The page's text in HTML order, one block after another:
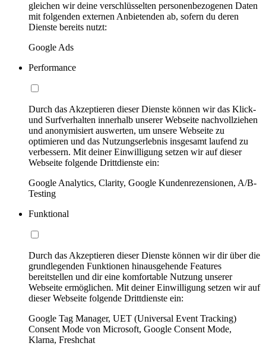
gleichen wir deine verschlüsselten personenbezogenen Daten
mit folgenden externen Anbietenden ab, sofern du deren
Dienste bereits nutzt:
Google Ads
Performance
Durch das Akzeptieren dieser Dienste können wir das Klick-
und Surfverhalten innerhalb unserer Webseite nachvollziehen
und anonymisiert auswerten, um unsere Webseite zu
optimieren und das Nutzungserlebnis insgesamt laufend zu
verbessern. Mit deiner Einwilligung setzen wir auf dieser
Webseite folgende Drittdienste ein:
Google Analytics, Clarity, Google Kundenrezensionen, A/B-
Testing
Funktional
Durch das Akzeptieren dieser Dienste können wir dir über die
grundlegenden Funktionen hinausgehende Features
bereitstellen und dir eine komfortable Nutzung unserer
Webseite ermöglichen. Mit deiner Einwilligung setzen wir auf
dieser Webseite folgende Drittdienste ein:
Google Tag Manager, UET (Universal Event Tracking)
Consent Mode von Microsoft, Google Consent Mode,
Klarna, Freshchat